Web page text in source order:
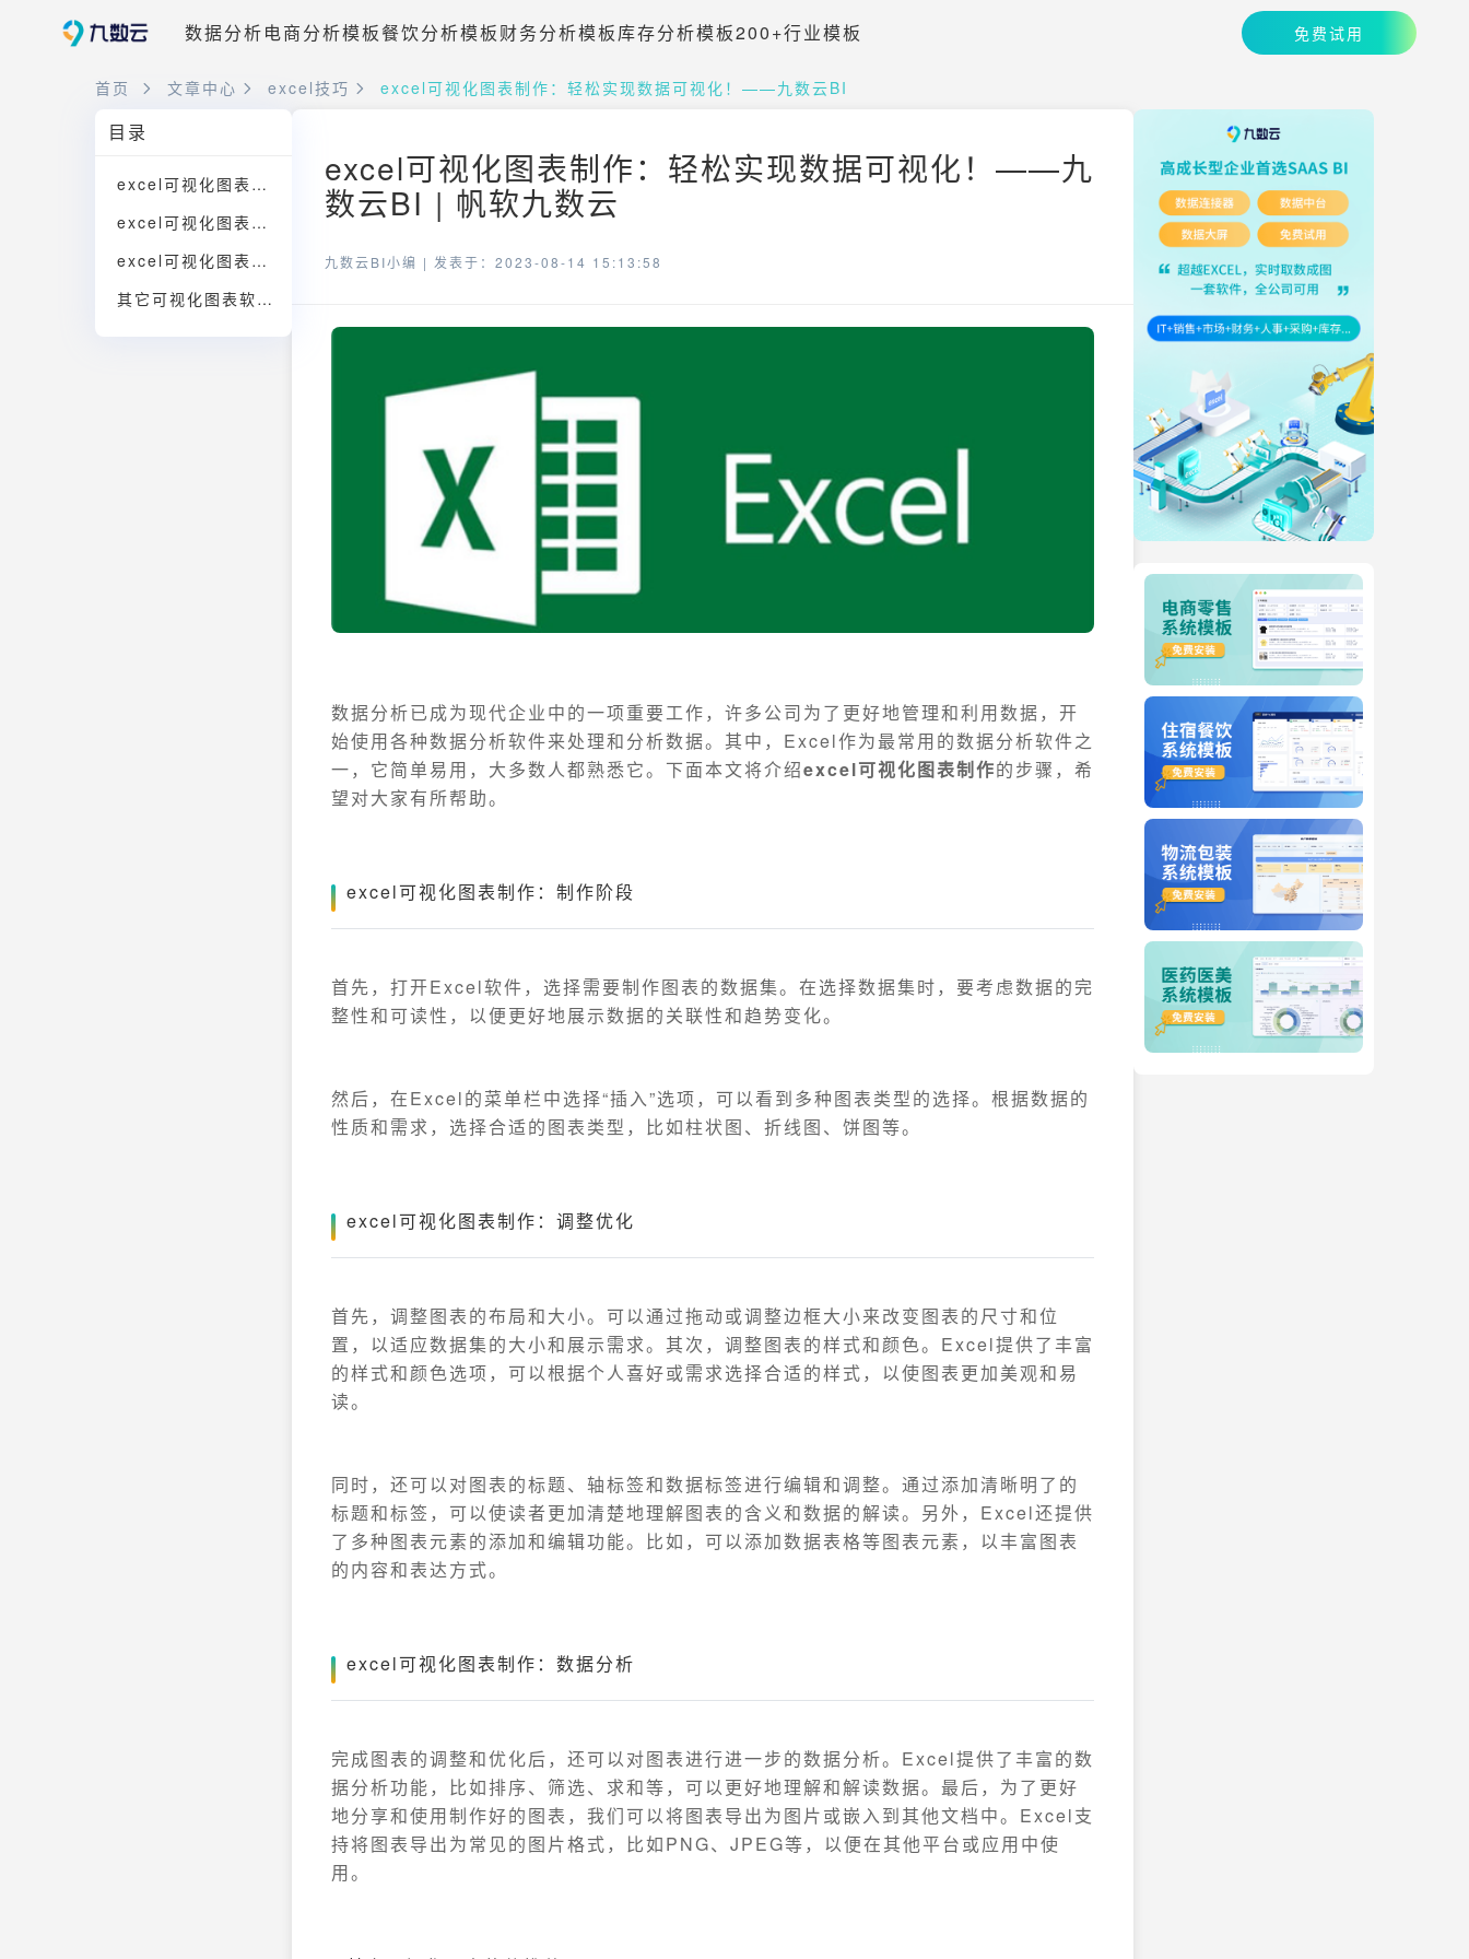
数据分析电商分析模板餐饮分析模板财务分析模板库存分析模板200+行业模板 免费试用
首页 文章中心 excel技巧 excel可视化图表制作：轻松实现数据可视化！——九数云BI
目录
excel可视化图表制作：制作阶段
excel可视化图表制作：调整优化
excel可视化图表制作：数据分析
其它可视化图表软件推荐
excel可视化图表制作：轻松实现数据可视化！——九
数云BI | 帆软九数云
九数云BI小编 | 发表于：2023-08-14 15:13:58
数据分析已成为现代企业中的一项重要工作，许多公司为了更好地管理和利用数据，开
始使用各种数据分析软件来处理和分析数据。其中，Excel作为最常用的数据分析软件之
一，它简单易用，大多数人都熟悉它。下面本文将介绍excel可视化图表制作的步骤，希
望对大家有所帮助。
excel可视化图表制作：制作阶段
首先，打开Excel软件，选择需要制作图表的数据集。在选择数据集时，要考虑数据的完
整性和可读性，以便更好地展示数据的关联性和趋势变化。
然后，在Excel的菜单栏中选择“插入”选项，可以看到多种图表类型的选择。根据数据的
性质和需求，选择合适的图表类型，比如柱状图、折线图、饼图等。
excel可视化图表制作：调整优化
首先，调整图表的布局和大小。可以通过拖动或调整边框大小来改变图表的尺寸和位
置，以适应数据集的大小和展示需求。其次，调整图表的样式和颜色。Excel提供了丰富
的样式和颜色选项，可以根据个人喜好或需求选择合适的样式，以使图表更加美观和易
读。
同时，还可以对图表的标题、轴标签和数据标签进行编辑和调整。通过添加清晰明了的
标题和标签，可以使读者更加清楚地理解图表的含义和数据的解读。另外，Excel还提供
了多种图表元素的添加和编辑功能。比如，可以添加数据表格等图表元素，以丰富图表
的内容和表达方式。
excel可视化图表制作：数据分析
完成图表的调整和优化后，还可以对图表进行进一步的数据分析。Excel提供了丰富的数
据分析功能，比如排序、筛选、求和等，可以更好地理解和解读数据。最后，为了更好
地分享和使用制作好的图表，我们可以将图表导出为图片或嵌入到其他文档中。Excel支
持将图表导出为常见的图片格式，比如PNG、JPEG等，以便在其他平台或应用中使
用。